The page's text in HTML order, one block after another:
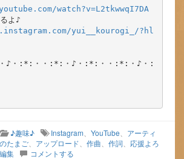
watch?v=L2tkwwqI7DA
よ♪
yui__kourogi_/?hl
♪・:*:・・:*:・♪・:*:・・:*:・♪・:
♪趣味♪ Instagram YouTube
アーティ
たまご アップロード 作曲 作詞
応援よろ
編集 コメントする